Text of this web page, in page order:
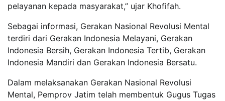
pelayanan kepada masyarakat,” ujar Khofifah.
Sebagai informasi, Gerakan Nasional Revolusi Mental
terdiri dari Gerakan Indonesia Melayani, Gerakan
Indonesia Bersih, Gerakan Indonesia Tertib, Gerakan
Indonesia Mandiri dan Gerakan Indonesia Bersatu.
Dalam melaksanakan Gerakan Nasional Revolusi
Mental, Pemprov Jatim telah membentuk Gugus Tugas